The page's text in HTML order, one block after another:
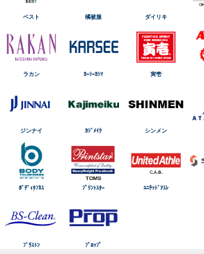
ベスト 橘被服 ダイリキ
ラカン ｶｰｼｰｶｼﾏ 寅壱
ジンナイ ｶｼﾞﾒｲｸ シンメン
ﾎﾞﾃﾞｨﾀﾌﾈｽ ﾌﾟﾘﾝﾄｽﾀｰ ﾕﾆﾃｯﾄﾞｱｽﾚ
ﾌﾞﾗｽﾄﾝ ﾌﾟﾛｯﾌﾟ